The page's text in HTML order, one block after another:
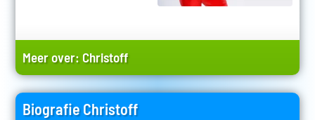
Meer over: Christoff
Biografie Christoff